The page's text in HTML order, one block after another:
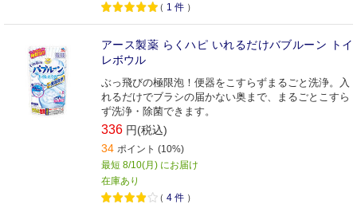
（ 1 件 ）
アース製薬 らくハピ いれるだけバブルーン トイ
レボウル
ぶっ飛びの極限泡！便器をこすらずまるごと洗浄。入
れるだけでブラシの届かない奥まで、まるごとこすら
ず洗浄・除菌できます。
336 円(税込)
34 ポイント (10%)
最短 8/10(月) にお届け
在庫あり
（ 4 件 ）